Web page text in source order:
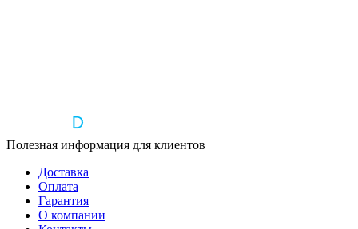
Полезная информация для клиентов
Доставка
Оплата
Гарантия
О компании